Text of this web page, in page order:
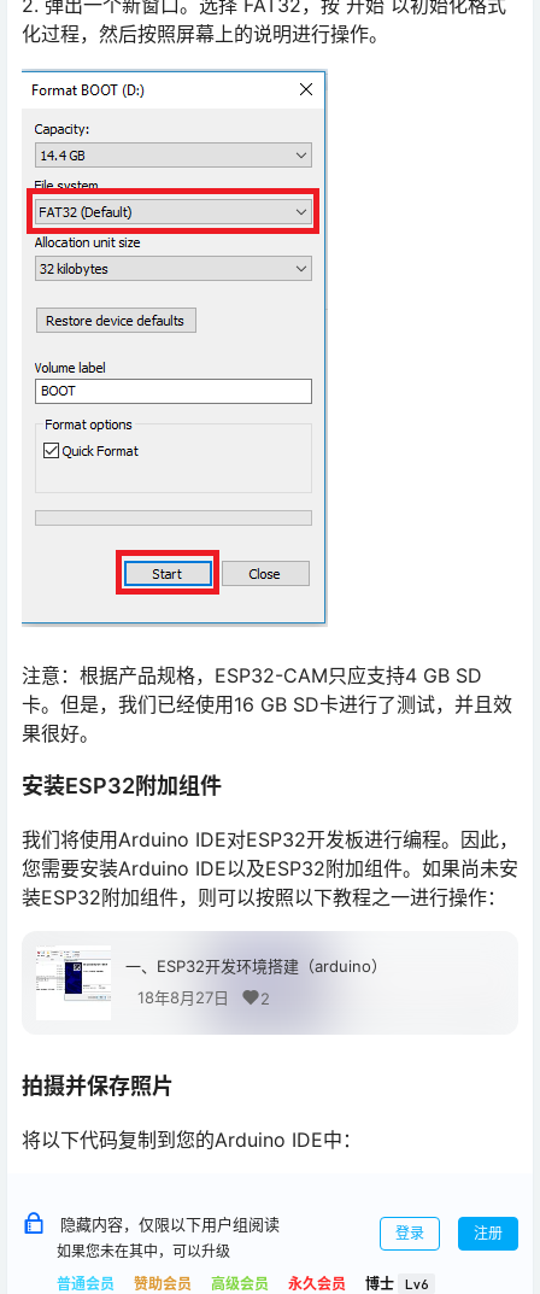
2. 弹出一个新窗口。选择 FAT32，按 开始 以初始化格式
化过程，然后按照屏幕上的说明进行操作。
注意：根据产品规格，ESP32-CAM只应支持4 GB SD
卡。但是，我们已经使用16 GB SD卡进行了测试，并且效
果很好。
安装ESP32附加组件
我们将使用Arduino IDE对ESP32开发板进行编程。因此，
您需要安装Arduino IDE以及ESP32附加组件。如果尚未安
装ESP32附加组件，则可以按照以下教程之一进行操作：
一、ESP32开发环境搭建（arduino）
18年8月27日
2
拍摄并保存照片
将以下代码复制到您的Arduino IDE中：
隐藏内容，仅限以下用户组阅读
如果您未在其中，可以升级
普通会员
赞助会员 高级会员 永久会员 博士 Lv6
登录 注册